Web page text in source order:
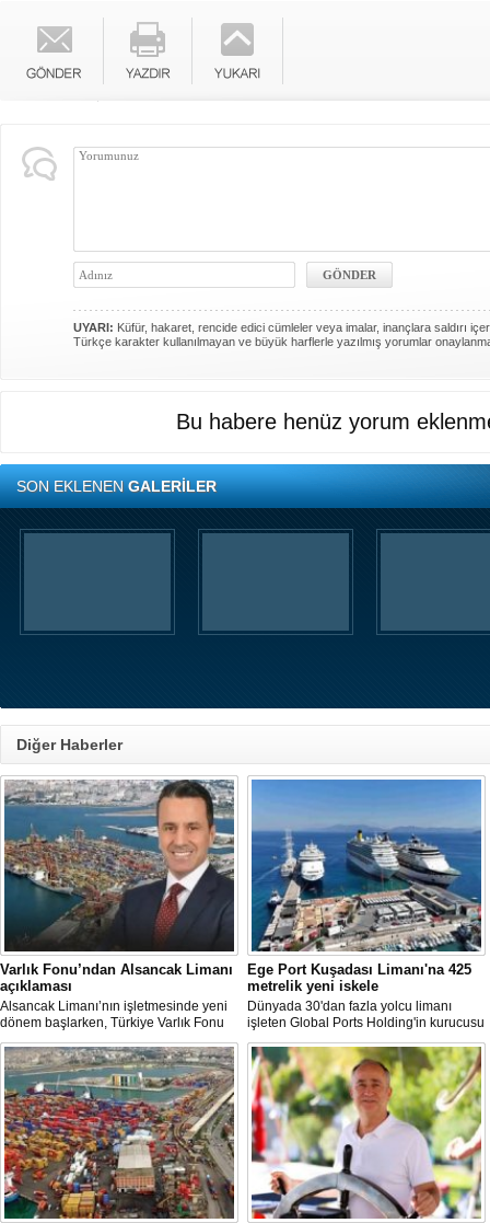
UYARI: Küfür, hakaret, rencide edici cümleler veya imalar, inançlara saldırı
Türkçe karakter kullanılmayan ve büyük harflerle yazılmış yorumlar
Bu habere henüz yorum
SON EKLENENGALERİLER
Diğer Haberler
Varlık Fonu’ndan Alsancak Limanı
açıklaması
Alsancak Limanı’nın işletmesinde yeni
dönem başlarken, Türkiye Varlık Fonu
Yatırımlardan Sorumlu Genel Müdür
Yardımcısı Aziz Murat Uluğ, limanda
satış ya da imtiyaz devri yapılmadığını
belirterek, “Yük limanı operasyonlarını
yerli ve milli Alport’a teslim ettik”
açıklamasında bulundu.
Ege Port Kuşadası Limanı'na 425
metrelik yeni iskele
Dünyada 30'dan fazla yolcu limanı
işleten Global Ports Holding'in kurucusu
ve Yönetim Kurulu Başkanı Mehmet
Kutman'ın sahibi olduğu Ege Port
Kuşadası, yeni bir yatırım hamlesine
hazırlanıyor.